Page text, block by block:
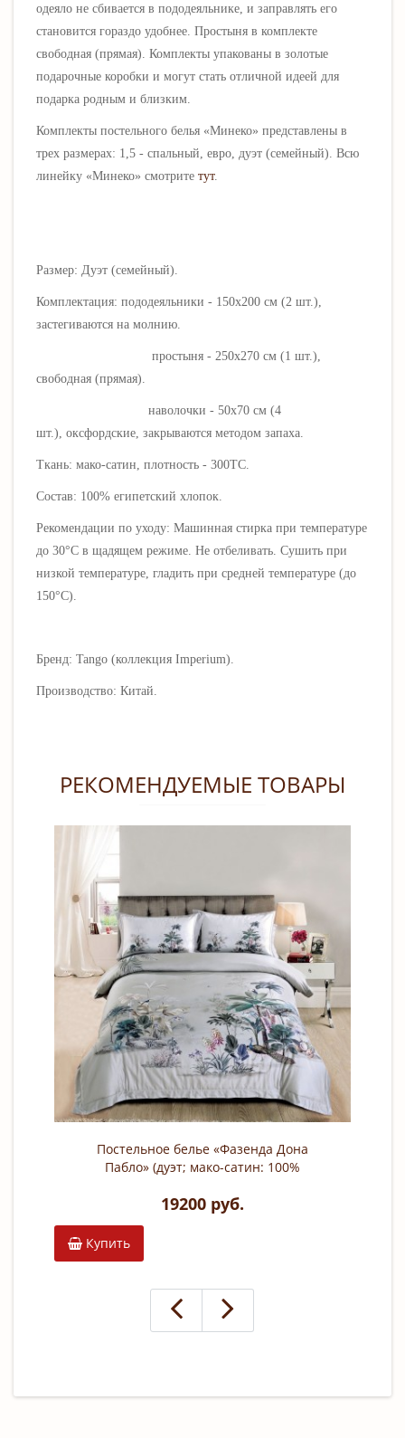
одеяло не сбивается в пододеяльнике, и заправлять его
становится гораздо удобнее. Простыня в комплекте
свободная (прямая). Комплекты упакованы в золотые
подарочные коробки и могут стать отличной идеей для
подарка родным и близким.
Комплекты постельного белья «Минеко» представлены в
трех размерах: 1,5 - спальный, евро, дуэт (семейный). Всю
линейку «Минеко» смотрите тут.
Размер: Дуэт (семейный).
Комплектация: пододеяльники - 150х200 см (2 шт.),
застегиваются на молнию.
простыня - 250х270 см (1 шт.),
свободная (прямая).
наволочки - 50х70 см (4
шт.), оксфордские, закрываются методом запаха.
Ткань: мако-сатин, плотность - 300ТС.
Состав: 100% египетский хлопок.
Рекомендации по уходу: Машинная стирка при температуре
до 30°C в щадящем режиме. Не отбеливать. Сушить при
низкой температуре, гладить при средней температуре (до
150°C).
Бренд: Tango (коллекция Imperium).
Производство: Китай.
РЕКОМЕНДУЕМЫЕ ТОВАРЫ
Постельное белье «Фазенда Дона
Пабло» (дуэт; мако-сатин: 100%
19200 руб.
Купить